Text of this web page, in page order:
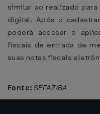
similar ao realizado
digital. Após o
poderá acessar o
fiscais de entrada de
suas notas fiscais
Fonte: SEFAZ/BA